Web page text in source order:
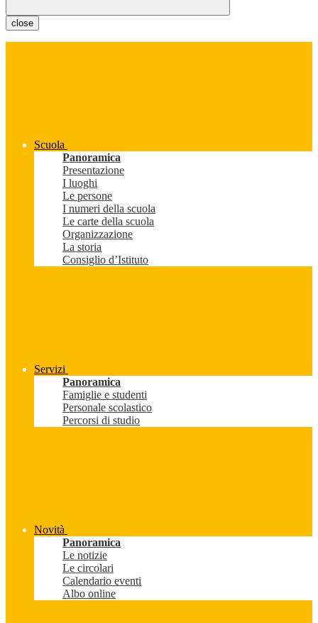
close
Scuola
Panoramica
Presentazione
I luoghi
Le persone
I numeri della scuola
Le carte della scuola
Organizzazione
La storia
Consiglio d’Istituto
Servizi
Panoramica
Famiglie e studenti
Personale scolastico
Percorsi di studio
Novità
Panoramica
Le notizie
Le circolari
Calendario eventi
Albo online